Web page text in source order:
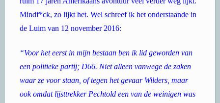
Mindf*ck, zo lijkt het. Wel schreef ik het onderstaande in
de Luim van 12 november 2016:
“Voor het eerst in mijn bestaan ben ik lid geworden van
een politieke partij; D66. Niet alleen vanwege de zaken
waar ze voor staan, of tegen het gevaar Wilders, maar
ook omdat lijsttrekker Pechtold een van de weinigen was